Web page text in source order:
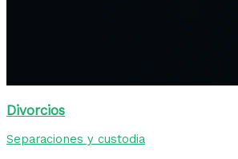
Divorcios
Separaciones y custodia